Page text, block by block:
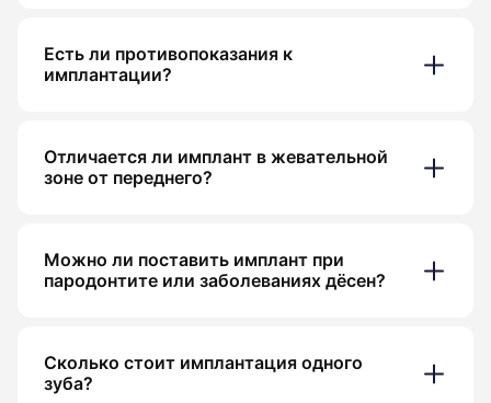
Есть ли противопоказания к
имплантации?
Отличается ли имплант в жевательной
зоне от переднего?
Можно ли поставить имплант при
пародонтите или заболеваниях дёсен?
Сколько стоит имплантация одного
зуба?